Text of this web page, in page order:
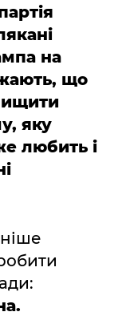
на
що
яку
любить і